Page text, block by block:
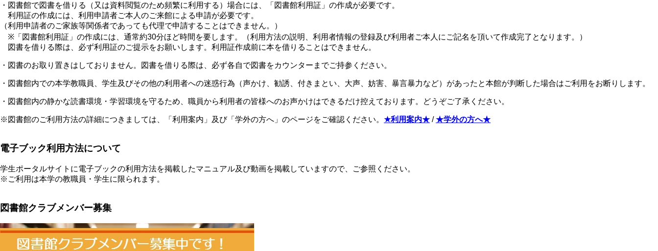
・図書館で図書を借りる（又は資料閲覧のため頻繁に利用する）場合には、「図書館利用証」の作成が必要です。
利用証の作成には、利用申請者ご本人のご来館による申請が必要です。
（利用申請者のご家族等関係者であっても代理で申請することはできません。）
※「図書館利用証」の作成には、通常約30分ほど時間を要します。（利用方法の説明、利用者情報の登録及び利用者ご本人にご記名を頂いて作成完了となります。）
図書を借りる際は、必ず利用証のご提示をお願いします。利用証作成前に本を借りることはできません。
・図書のお取り置きはしておりません。図書を借りる際は、必ず各自で図書をカウンターまでご持参ください。
・図書館内での本学教職員、学生及びその他の利用者への迷惑行為（声かけ、勧誘、付きまとい、大声、妨害、暴言暴力など）があったと本館が判断した場合はご利用をお断りします。
・図書館内の静かな読書環境・学習環境を守るため、職員から利用者の皆様へのお声かけはできるだけ控えております。どうぞご了承ください。
※図書館のご利用方法の詳細につきましては、「利用案内」及び「学外の方へ」のページをご確認ください。 ★利用案内★ /★学外の方へ★
電子ブック利用方法について
学生ポータルサイトに電子ブックの利用方法を掲載したマニュアル及び動画を掲載していますので、ご参照ください。
※ご利用は本学の教職員・学生に限られます。
図書館クラブメンバー募集